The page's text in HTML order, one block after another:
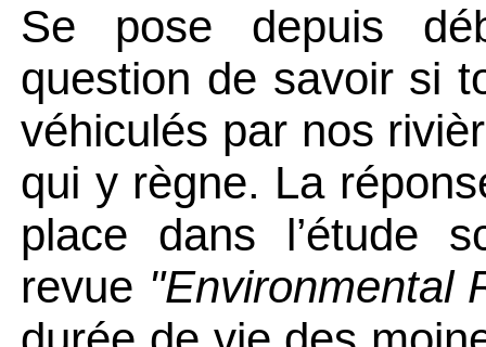
Se pose depuis
question de savoir si
véhiculés par nos
qui y règne. La
place dans l’étude
revue "Environmental